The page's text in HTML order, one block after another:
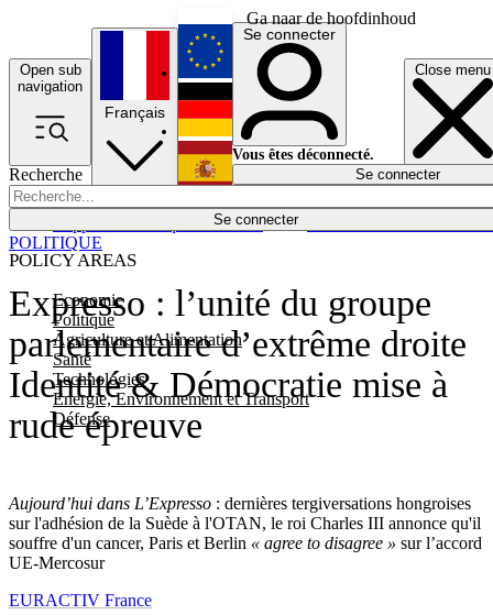
Ga naar de hoofdinhoud
Open sub
navigation
Close menu
Recherche
Se connecter
POLICY AREAS
Economie
Politique
Agriculture et Alimentation
Santé
Technologies
Energie, Environnement et Transport
Défense
Économie
Français
English
Deutsch
Español
Se connecter
Vous êtes déconnecté.
Se connecter
Expresso : l’unité du groupe
parlementaire d’extrême droite
Identité & Démocratie mise à
rude épreuve
Aujourd’hui dans L’Expresso : dernières tergiversations hongroises
sur l'adhésion de la Suède à l'OTAN, le roi Charles III annonce qu'il
souffre d'un cancer, Paris et Berlin « agree to disagree » sur l’accord
UE-Mercosur
POLITIQUE
EURACTIV France